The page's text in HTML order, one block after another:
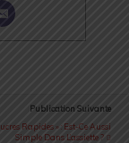
Publication Suivante
Rapides » : Est-Ce Aussi
Simple Dans L’assiette ?